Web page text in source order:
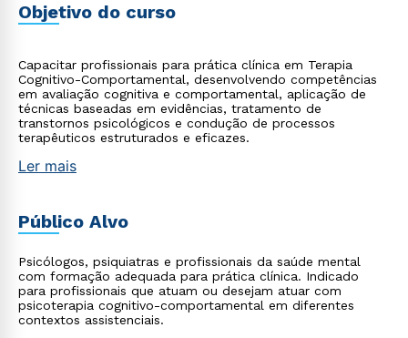
Objetivo do curso
Capacitar profissionais para prática clínica em Terapia
Cognitivo-Comportamental, desenvolvendo competências
em avaliação cognitiva e comportamental, aplicação de
técnicas baseadas em evidências, tratamento de
transtornos psicológicos e condução de processos
terapêuticos estruturados e eficazes.
Ler mais
Público Alvo
Psicólogos, psiquiatras e profissionais da saúde mental
com formação adequada para prática clínica. Indicado
para profissionais que atuam ou desejam atuar com
psicoterapia cognitivo-comportamental em diferentes
contextos assistenciais.